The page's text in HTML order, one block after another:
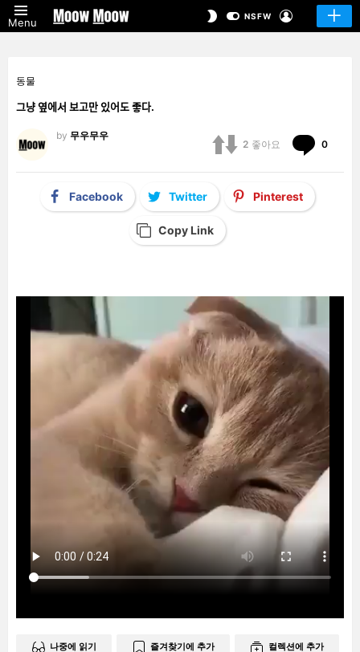
Menu
SWITCHNSFW
동물
그냥 옆에서 보고만 있어도 좋다.
by 무우무우
2 좋아요 0
Facebook Twitter Pinterest
Copy Link
나중에 읽기 즐겨찾기에 추가 컬렉션에 추가